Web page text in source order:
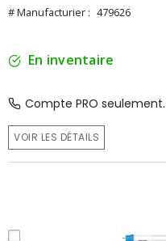
# Manufacturier : 479626
En inventaire
Compte PRO
VOIR LES DÉTAILS